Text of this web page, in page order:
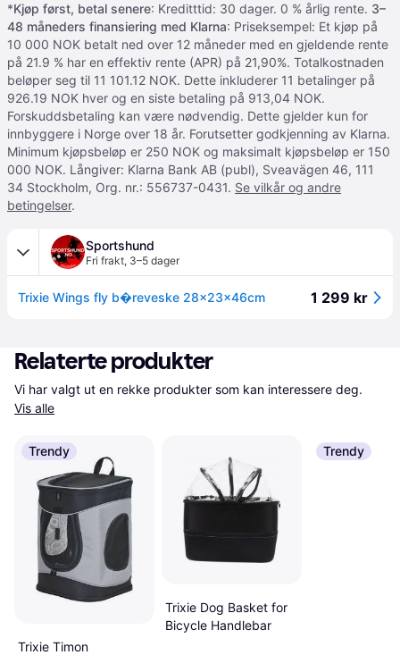
*Kjøp først, betal senere: Kreditttid: 30 dager. 0 % årlig rente. 3–
48 måneders finansiering med Klarna: Priseksempel: Et kjøp på
10 000 NOK betalt ned over 12 måneder med en gjeldende rente
på 21.9 % har en effektiv rente (APR) på 21,90%. Totalkostnaden
beløper seg til 11 101.12 NOK. Dette inkluderer 11 betalinger på
926.19 NOK hver og en siste betaling på 913,04 NOK.
Forskuddsbetaling kan være nødvendig. Dette gjelder kun for
innbyggere i Norge over 18 år. Forutsetter godkjenning av Klarna.
Minimum kjøpsbeløp er 250 NOK og maksimalt kjøpsbeløp er 150
000 NOK. Långiver: Klarna Bank AB (publ), Sveavägen 46, 111
34 Stockholm, Org. nr.: 556737-0431. Se vilkår og andre
betingelser.
Sportshund
Fri frakt, 3–5 dager
Trixie Wings fly b�reveske 28x23x46cm 1 299 kr
Relaterte produkter
Vis alle
Trendy
Trixie Timon
Trixie Dog Basket for
Bicycle Handlebar
Trendy